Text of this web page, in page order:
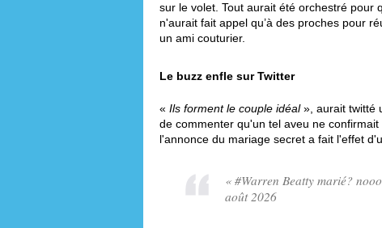
sur le volet. Tout aurait été orchestré pour
n'aurait fait appel qu’à des proches pour
un ami couturier.
Le buzz enfle sur Twitter
« Ils forment le couple idéal», aurait twitté
de commenter qu'un tel aveu ne
l'annonce du mariage secret a fait l'effet
« #Warren Beatty marié?
août 2026